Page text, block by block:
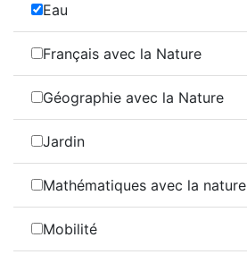
Eau
Français avec la Nature
Géographie avec la Nature
Jardin
Mathématiques avec la nature
Mobilité